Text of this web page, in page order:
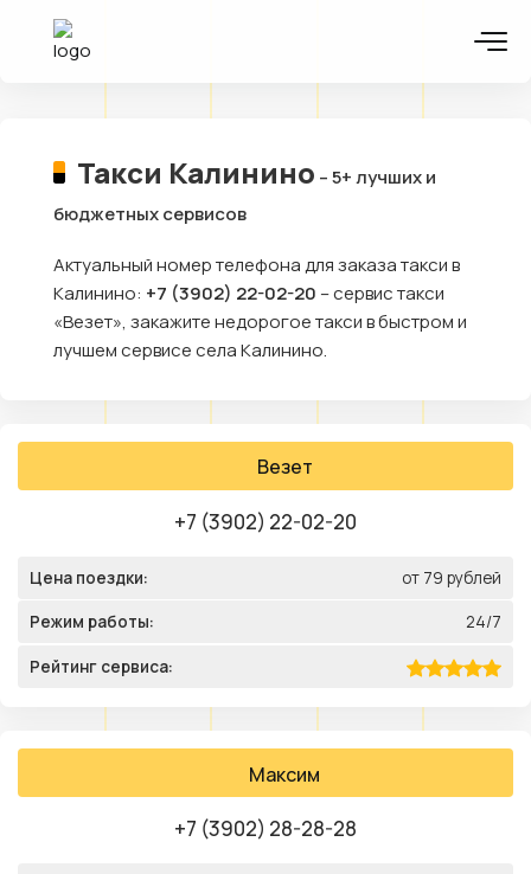
Такси Калинино – 5+ лучших и
бюджетных сервисов
Актуальный номер телефона для заказа такси в
Калинино: +7 (3902) 22-02-20 – сервис такси
«Везет», закажите недорогое такси в быстром и
лучшем сервисе села Калинино.
Везет
+7 (3902) 22-02-20
Цена поездки: от 79 рублей
Режим работы: 24/7
Рейтинг сервиса:
Максим
+7 (3902) 28-28-28